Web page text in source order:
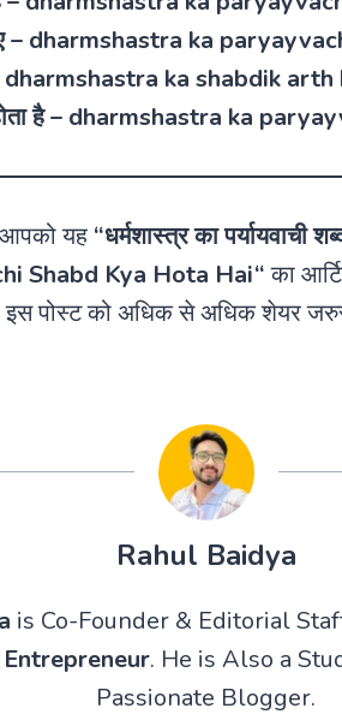
– dharmshastra ka
– dharmshastra ka shabdik
होता है – dharmshastra ka
आपको यह “धर्मशास्त्र का पर्यायवाची
Shabd Kya Hota Hai“का
इस पोस्ट को अधिक से अधिक शेयर
Rahul Baidya
is Co-Founder & Editorial
Entrepreneur. He is Also a
Passionate Blogger.